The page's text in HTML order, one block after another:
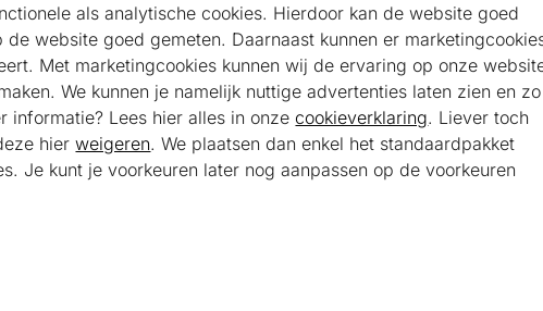
als analytische cookies. Hierdoor kan de website goed
website goed gemeten. Daarnaast kunnen er
Met marketingcookies kunnen wij de ervaring op onze
We kunnen je namelijk nuttige advertenties laten zien en zo
informatie? Lees hier alles in onze cookieverklaring. Liever toch
hierweigeren. We plaatsen dan enkel het standaardpakket
Je kunt je voorkeuren later nog aanpassen op de voorkeuren